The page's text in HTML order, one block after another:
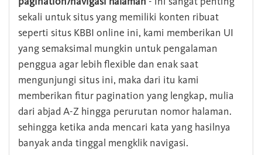
sekali untuk situs yang memiliki konten ribuat
seperti situs KBBI online ini, kami memberikan UI
yang semaksimal mungkin untuk pengalaman
penggua agar lebih flexible dan enak saat
mengunjungi situs ini, maka dari itu kami
memberikan fitur pagination yang lengkap, mulia
dari abjad A-Z hingga perurutan nomor halaman.
sehingga ketika anda mencari kata yang hasilnya
banyak anda tinggal mengklik navigasi.